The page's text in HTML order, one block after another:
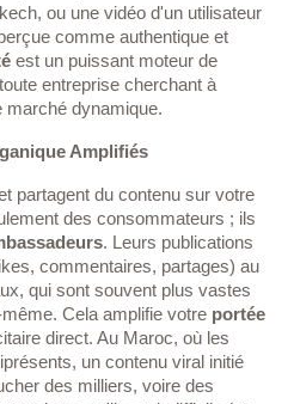
ou une vidéo d'un utilisateur
comme authentique et
est un puissant moteur de
entreprise cherchant à
marché dynamique.
Amplifiés
partagent du contenu sur votre
des consommateurs ; ils
. Leurs publications
commentaires, partages) au
qui sont souvent plus vastes
Cela amplifie votre portée
direct. Au Maroc, où les
un contenu viral initié
des milliers, voire des